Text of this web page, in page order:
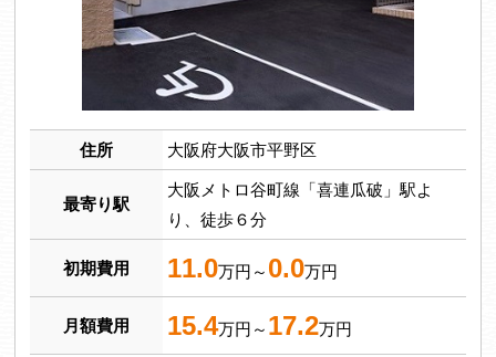
住所 大阪府大阪市平野区
最寄り駅
大阪メトロ谷町線「喜連瓜破」駅よ
り、徒歩６分
初期費用 11.0万円～ 0.0万円
月額費用 15.4万円～ 17.2万円